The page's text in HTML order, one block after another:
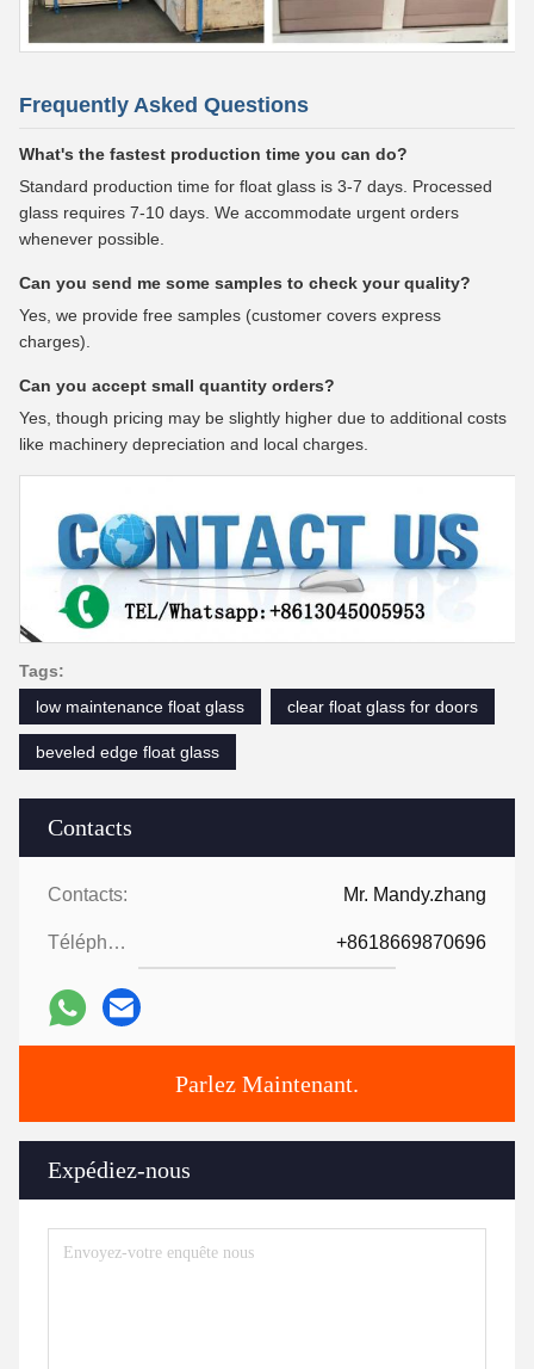
Contacts
Contacts: Mr. Mandy.zhang
Téléphone: +8618669870696
Parlez Maintenant.
Expédiez-nous
Frequently Asked Questions
What's the fastest production time you can do?
Standard production time for float glass is 3-7 days. Processed
glass requires 7-10 days. We accommodate urgent orders
whenever possible.
Can you send me some samples to check your quality?
Yes, we provide free samples (customer covers express
charges).
Can you accept small quantity orders?
Yes, though pricing may be slightly higher due to additional costs
like machinery depreciation and local charges.
Tags:
low maintenance float glass
clear float glass for doors
beveled edge float glass